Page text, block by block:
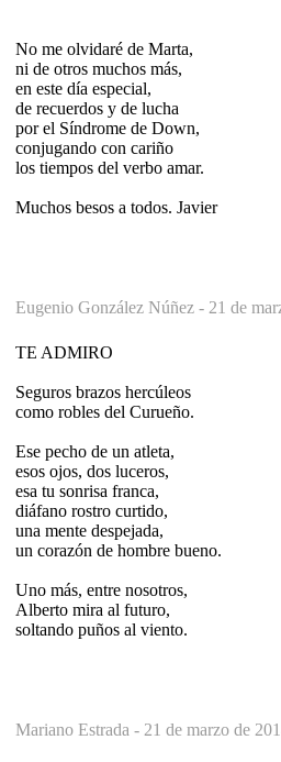
No me olvidaré de Marta,
ni de otros muchos más,
en este día especial,
de recuerdos y de lucha
por el Síndrome de Down,
conjugando con cariño
los tiempos del verbo amar.
Muchos besos a todos. Javier
Eugenio González Núñez - 21 de
TE ADMIRO
Seguros brazos hercúleos
como robles del Curueño.
Ese pecho de un atleta,
esos ojos, dos luceros,
esa tu sonrisa franca,
diáfano rostro curtido,
una mente despejada,
un corazón de hombre bueno.
Uno más, entre nosotros,
Alberto mira al futuro,
soltando puños al viento.
Mariano Estrada - 21 de marzo de